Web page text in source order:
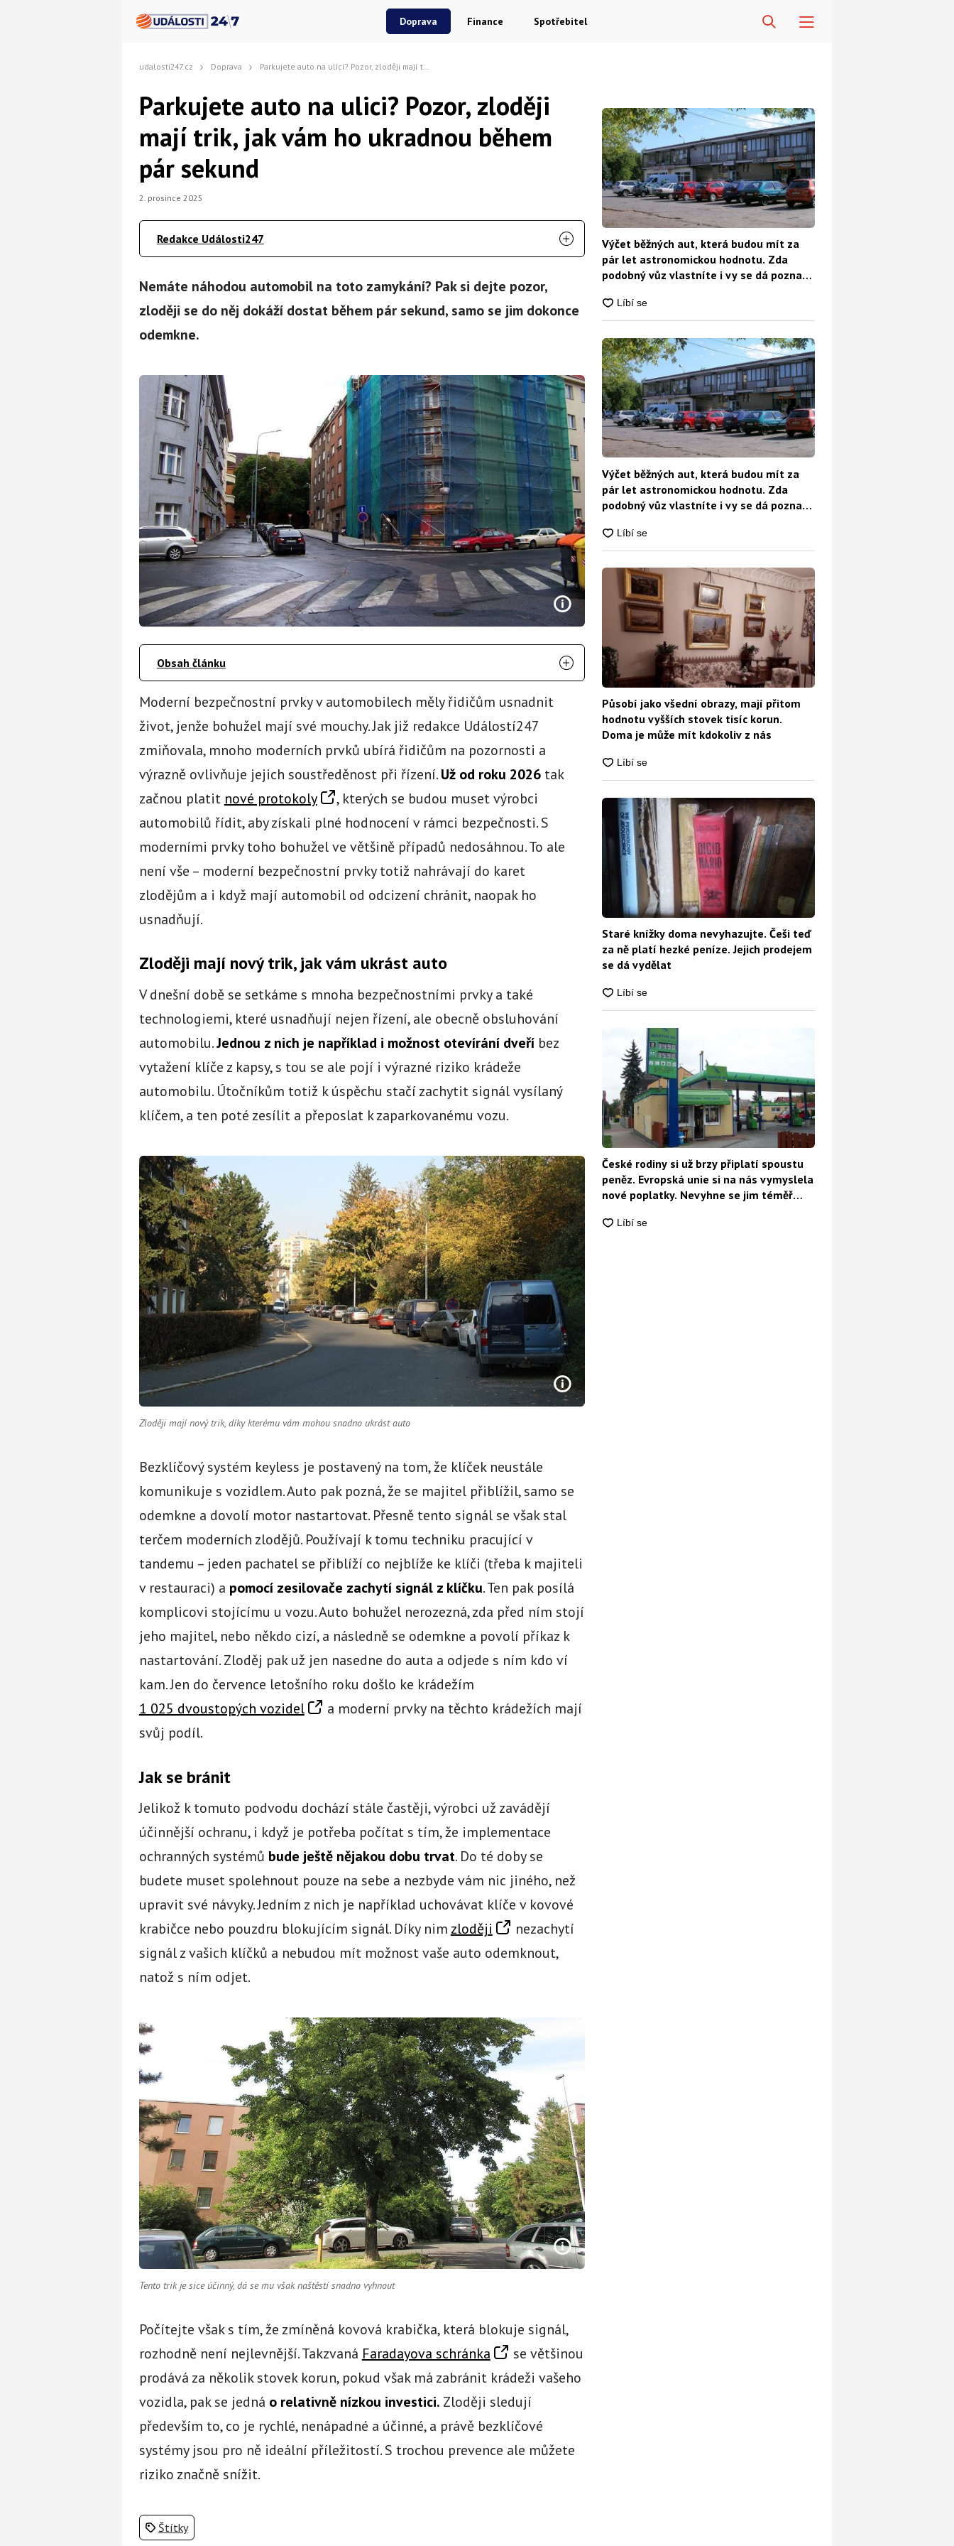
Doprava Finance Spotřebitel
udalosti247.cz Doprava Parkujete auto na ulici? Pozor, zloději mají trik, jak vám ho ukradnou během pár sekund
Parkujete auto na ulici? Pozor, zloději
mají trik, jak vám ho ukradnou během
pár sekund
2. prosince 2025
Redakce Události247
Nemáte náhodou automobil na toto zamykání? Pak si dejte pozor,
zloději se do něj dokáží dostat během pár sekund, samo se jim dokonce
odemkne.
Obsah článku
Moderní bezpečnostní prvky v automobilech měly řidičům usnadnit
život, jenže bohužel mají své mouchy. Jak již redakce Událostí247
zmiňovala, mnoho moderních prvků ubírá řidičům na pozornosti a
výrazně ovlivňuje jejich soustředěnost při řízení.Už od roku 2026 tak
začnou platit nové protokoly
, kterých se budou muset výrobci
automobilů řídit, aby získali plné hodnocení v rámci bezpečnosti. S
moderními prvky toho bohužel ve většině případů nedosáhnou. To ale
není vše – moderní bezpečnostní prvky totiž nahrávají do karet
zlodějům a i když mají automobil od odcizení chránit, naopak ho
usnadňují.
Zloději mají nový trik, jak vám ukrást auto
V dnešní době se setkáme s mnoha bezpečnostními prvky a také
technologiemi, které usnadňují nejen řízení, ale obecně obsluhování
automobilu.Jednou z nich je například i možnost otevírání dveříbez
vytažení klíče z kapsy, s tou se ale pojí i výrazné riziko krádeže
automobilu. Útočníkům totiž k úspěchu stačí zachytit signál vysílaný
klíčem, a ten poté zesílit a přeposlat k zaparkovanému vozu.
Zloději mají nový trik, díky kterému vám mohou snadno ukrást auto
Bezklíčový systém keyless je postavený na tom, že klíček neustále
komunikuje s vozidlem. Auto pak pozná, že se majitel přiblížil, samo se
odemkne a dovolí motor nastartovat. Přesně tento signál se však stal
terčem moderních zlodějů. Používají k tomu techniku pracující v
tandemu – jeden pachatel se přiblíží co nejblíže ke klíči (třeba k majiteli
v restauraci) a pomocí zesilovače zachytí signál z klíčku. Ten pak posílá
komplicovi stojícímu u vozu. Auto bohužel nerozezná, zda před ním stojí
jeho majitel, nebo někdo cizí, a následně se odemkne a povolí příkaz k
nastartování. Zloděj pak už jen nasedne do auta a odjede s ním kdo ví
kam. Jen do července letošního roku došlo ke krádežím
1 025 dvoustopých vozidel
a moderní prvky na těchto krádežích mají
svůj podíl.
Jak se bránit
Jelikož k tomuto podvodu dochází stále častěji, výrobci už zavádějí
účinnější ochranu, i když je potřeba počítat s tím, že implementace
ochranných systémů bude ještě nějakou dobu trvat. Do té doby se
budete muset spolehnout pouze na sebe a nezbyde vám nic jiného, než
upravit své návyky. Jedním z nich je například uchovávat klíče v kovové
krabičce nebo pouzdru blokujícím signál. Díky nim zloději
nezachytí
signál z vašich klíčků a nebudou mít možnost vaše auto odemknout,
natož s ním odjet.
Tento trik je sice účinný, dá se mu však naštěstí snadno vyhnout
Počítejte však s tím, že zmíněná kovová krabička, která blokuje signál,
rozhodně není nejlevnější. Takzvaná Faradayova schránka
se většinou
prodává za několik stovek korun, pokud však má zabránit krádeži vašeho
vozidla, pak se jedná o relativně nízkou investici. Zloději sledují
především to, co je rychlé, nenápadné a účinné, a právě bezklíčové
systémy jsou pro ně ideální příležitostí. S trochou prevence ale můžete
riziko značně snížit.
Štítky
Výčet běžných aut, která budou mít za
pár let astronomickou hodnotu. Zda
podobný vůz vlastníte i vy se dá poznat
Výčet běžných aut, která budou mít za
pár let astronomickou hodnotu. Zda
podobný vůz vlastníte i vy se dá poznat
Působí jako všední obrazy, mají přitom
hodnotu vyšších stovek tisíc korun.
Doma je může mít kdokoliv z nás
Staré knížky doma nevyhazujte. Češi teď
za ně platí hezké peníze. Jejich prodejem
se dá vydělat
České rodiny si už brzy připlatí spoustu
peněz. Evropská unie si na nás vymyslela
nové poplatky. Nevyhne se jim téměř